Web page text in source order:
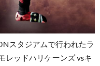
スタジアムで行われたラ
レッドハリケーンズ vsキ